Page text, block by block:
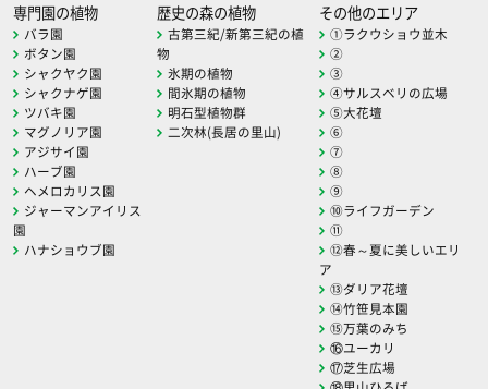
専門園の植物
バラ園
ボタン園
シャクヤク園
シャクナゲ園
ツバキ園
マグノリア園
アジサイ園
ハーブ園
ヘメロカリス園
ジャーマンアイリス
園
ハナショウブ園
歴史の森の植物
古第三紀/新第三紀の植
物
氷期の植物
間氷期の植物
明石型植物群
二次林(長居の里山)
その他のエリア
①ラクウショウ並木
②
③
④サルスベリの広場
⑤大花壇
⑥
⑦
⑧
⑨
⑩ライフガーデン
⑪
⑫春～夏に美しいエリ
ア
⑬ダリア花壇
⑭竹笹見本園
⑮万葉のみち
⑯ユーカリ
⑰芝生広場